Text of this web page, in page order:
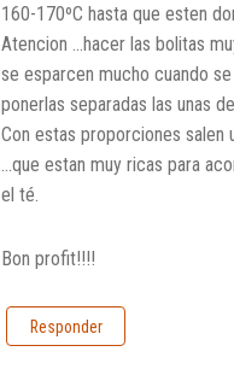
160-170ºC hasta que esten
Atencion …hacer las bolitas
se esparcen mucho cuando
ponerlas separadas las unas
Con estas proporciones salen
…que estan muy ricas para
el té.
Bon profit!!!!
Responder